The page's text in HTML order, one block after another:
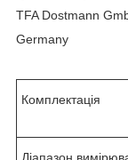
TFA Dostmann
Germany
Комплектація